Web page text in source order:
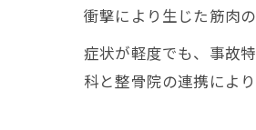
衝撃により生じた筋肉
症状が軽度でも、事故
科と整骨院の連携によ